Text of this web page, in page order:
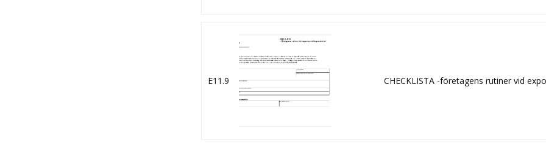
E11.9 CHECKLISTA -företagens rutiner vid